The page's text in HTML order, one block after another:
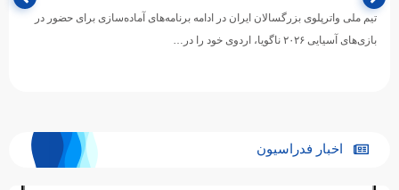
تیم ملی واترپلوی بزرگسالان ایران در ادامه برنامه‌های آماده‌سازی برای حضور در
بازی‌های آسیایی ۲۰۲۶ ناگویا، اردوی خود را در…
اخبار فدراسیون